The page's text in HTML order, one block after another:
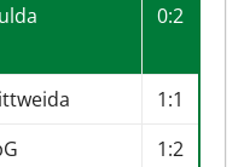
0:2
1:1
1:2